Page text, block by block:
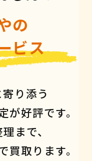
の
ビス
り添う
好評です。
まで、
取ります。